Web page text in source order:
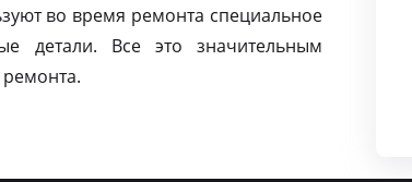
во время ремонта специальное
детали. Все это значительным